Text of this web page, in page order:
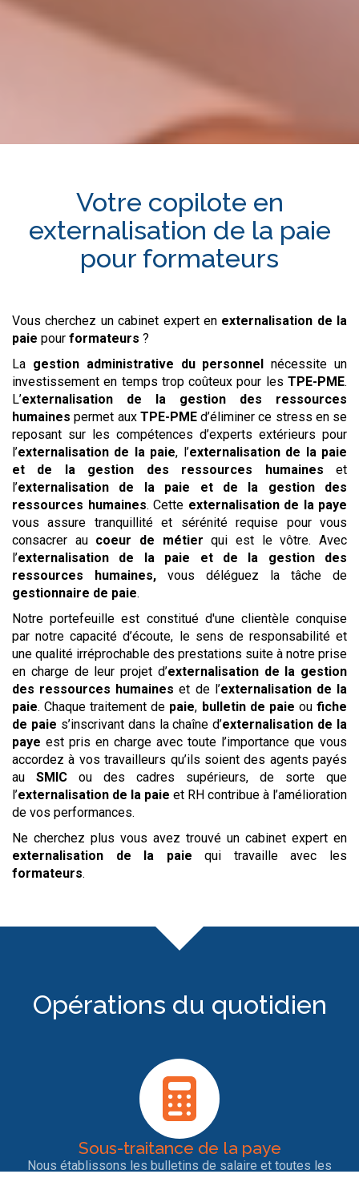
Votre copilote en
externalisation de la paie
pour formateurs
Vous cherchez un cabinet expert en externalisation de la
paie pour formateurs ?
La gestion administrative du personnel nécessite un
investissement en temps trop coûteux pour les TPE-PME.
L’externalisation de la gestion des ressources
humaines permet aux TPE-PMEd’éliminer ce stress en se
reposant sur les compétences d’experts extérieurs pour
l’externalisation de la paie, l’externalisation de la paie
et de la gestion des ressources humaines et
l’externalisation de la paie et de la gestion des
ressources humaines. Cette externalisation de la paye
vous assure tranquillité et sérénité requise pour vous
consacrer au coeur de métier qui est le vôtre. Avec
l’externalisation de la paie et de la gestion des
ressources humaines, vous déléguez la tâche de
gestionnaire de paie.
Notre portefeuille est constitué d'une clientèle conquise
par notre capacité d’écoute, le sens de responsabilité et
une qualité irréprochable des prestations suite à notre prise
en charge de leur projet d’externalisation de la gestion
des ressources humaineset de l’externalisation de la
paie. Chaque traitement de paie, bulletin de paie oufiche
de paie s’inscrivant dans la chaîne d’externalisation de la
paye est pris en charge avec toute l’importance que vous
accordez à vos travailleurs qu’ils soient des agents payés
au SMIC ou des cadres supérieurs, de sorte que
l’externalisation de la paie et RH contribue à l’amélioration
de vos performances.
Ne cherchez plus vous avez trouvé un cabinet expert en
externalisation de la paie qui travaille avec les
formateurs.
Opérations du quotidien
Sous-traitance de la paye
Nous établissons les bulletins de salaire et toutes les